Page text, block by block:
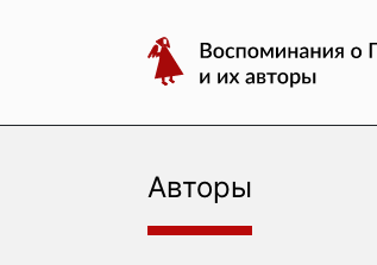
Воспоминания
о
и
авторы
Авторы